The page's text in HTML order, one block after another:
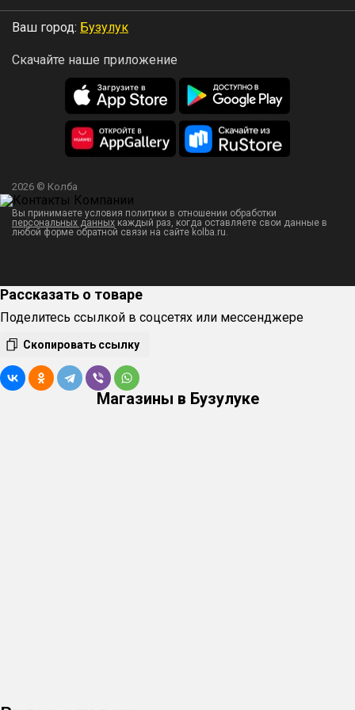
Теперь вам не нужно вручную перекрывать кран после
стравливания воздуха. Новый клапан сам закрывается в
нужный момент под действием внутреннего давления
автоклава, избавляя вас от необходимости стоять у
Автоматическая стерилизация
Приготовит тушенку от «а» до «я» без вашего
участия
Ваш город: Бузулук
Скачайте наше приложение
2026 © Колба
Вы принимаете условия политики в отношении обработки
персональных данных каждый раз, когда оставляете свои данные в
любой форме обратной связи на сайте kolba.ru.
Рассказать о товаре
Поделитесь ссылкой в соцсетях или мессенджере
Скопировать ссылку
Магазины в Бузулуке